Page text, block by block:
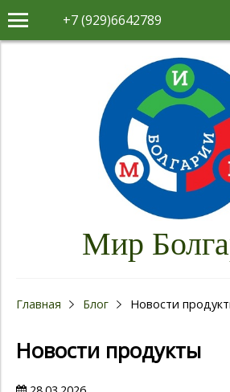
+7 (929)6642789
Мир
Главная Блог Новости
Новости продукты